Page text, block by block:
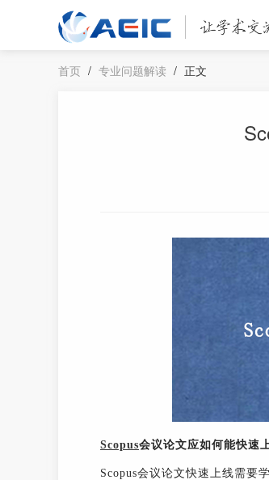
首页 / 专业问题解读 / 正文
Scopus会议论文应如何能快速
Scopus会议论文快速上线需要